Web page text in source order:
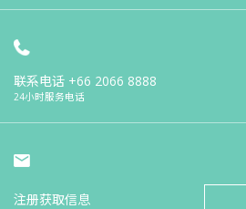
联系电话 +66 2066 8888
24小时服务电话
注册获取信息